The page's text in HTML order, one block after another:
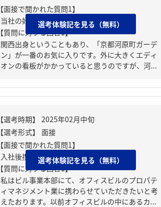
【面接で聞かれた質問1】
当社の好きな物件はなんですか。
【質問に対する回答1】
関西出身ということもあり、「京都河原町ガーデ
ン」が一番のお気に入りです。外に大きくエディ
オンの看板がかかっていると思うのですが、河...
選考体験記を見る（無料）
【面接で聞かれた質問1】
入社後携わりたい事業
【質問に対する回答1】
私はビル事業本部にて、オフィスビルのプロパテ
ィマネジメント業に携わらせていただきたいと考
えたおります。以前オフィスビルの中にあるカ...
選考体験記を見る（無料）